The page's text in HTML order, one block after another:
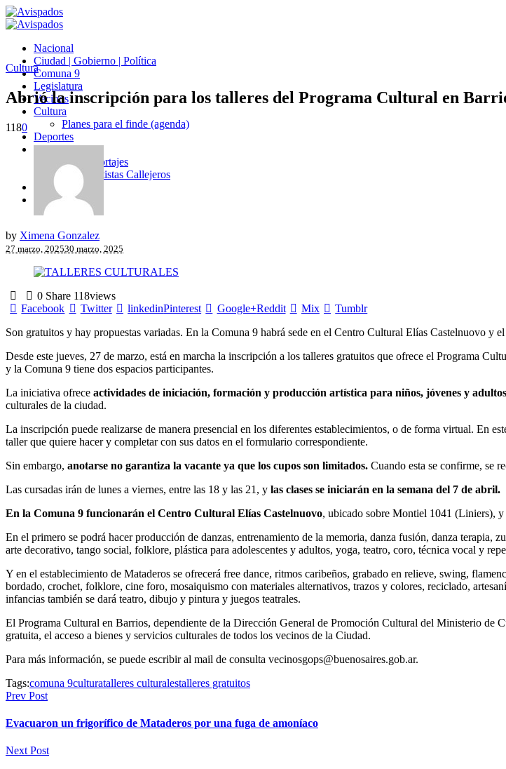
Nacional
Ciudad | Gobierno | Política
Comuna 9
Legislatura
Vecinos
Cultura
Planes para el finde (agenda)
Deportes
Entrevistas
Fotorreportajes
Artistas Callejeros
Opinión
Avispados TV
Cultura
Abrió la inscripción para los talleres del Programa Cultural en
1180
by Ximena Gonzalez
27 marzo, 202530 marzo, 2025
0 Share 118views
Facebook
Twitter linkedinPinterest Google+Reddit Mix
Tumblr
Son gratuitos y hay propuestas variadas. En la Comuna 9 habrá sede en el Centro Cultural Elías Castelnuovo y
Desde este jueves, 27 de marzo, está en marcha la inscripción a los talleres gratuitos que ofrece el Programa
y la Comuna 9 tiene dos espacios participantes.
La iniciativa ofrece actividades de iniciación, formación y producción artística para niños, jóvenes y
culturales de la ciudad.
La inscripción puede realizarse de manera presencial en los diferentes establecimientos, o de forma virtual. En
taller que quiere hacer y completar con sus datos en el formulario correspondiente.
Sin embargo, anotarse no garantiza la vacante ya que los cupos son limitados. Cuando esta se confirme, se
Las cursadas irán de lunes a viernes, entre las 18 y las 21, y las clases se iniciarán en la semana del 7 de abril.
En la Comuna 9 funcionarán el Centro Cultural Elías Castelnuovo, ubicado sobre Montiel 1041 (Liniers), y
En el primero se podrá hacer producción de danzas, entrenamiento de la memoria, danza fusión, danza
arte decorativo, tango social, folklore, plástica para adolescentes y adultos, yoga, teatro, coro, técnica vocal y
Y en el establecimiento de Mataderos se ofrecerá free dance, ritmos caribeños, grabado en relieve, swing,
bordado, crochet, folklore, cine foro, mosaiquismo con materiales alternativos, trazos y colores, reciclado,
infancias también se dará teatro, dibujo y pintura y juegos teatrales.
El Programa Cultural en Barrios, dependiente de la Dirección General de Promoción Cultural del Ministerio de
gratuita, el acceso a bienes y servicios culturales de todos los vecinos de la Ciudad.
Para más información, se puede escribir al mail de consulta vecinosgops@buenosaires.gob.ar.
Tags:comuna 9culturatalleres culturalestalleres gratuitos
Prev Post
Evacuaron un frigorífico de Mataderos por una fuga de amoníaco
Next Post